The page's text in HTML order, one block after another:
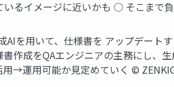
るイメージに近いかも ○ そこまで
AIを用いて、仕様書を アップデー
作成をQAエンジニアの主務にし、
→運用可能か見定めていく ©